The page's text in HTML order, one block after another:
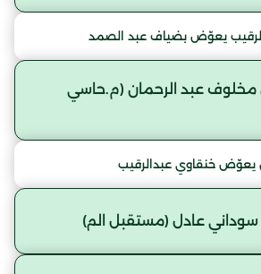
يعوّض بضياف عبد الصمد
عبد الرحمان (م.حاسي
يعوّض خنقاوي عبدالرقيب
عادل (مستقبل الم)